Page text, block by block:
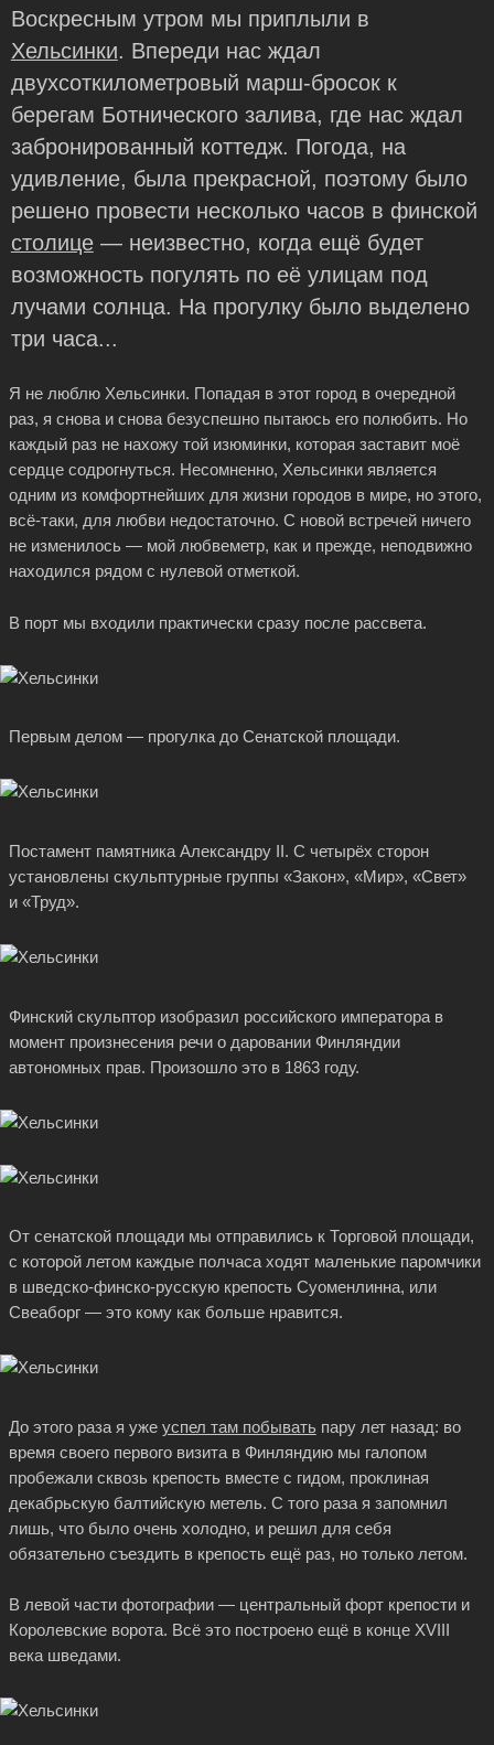
Воскресным утром мы приплыли в
Хельсинки. Впереди нас ждал
двухсоткилометровый марш-бросок к
берегам Ботнического залива, где нас ждал
забронированный коттедж. Погода, на
удивление, была прекрасной, поэтому было
решено провести несколько часов в финской
столице— неизвестно, когда ещё будет
возможность погулять по её улицам под
лучами солнца. На прогулку было выделено
три часа...
Я не люблю Хельсинки. Попадая в этот город в очередной
раз, я снова и снова безуспешно пытаюсь его полюбить. Но
каждый раз не нахожу той изюминки, которая заставит моё
сердце содрогнуться. Несомненно, Хельсинки является
одним из комфортнейших для жизни городов в мире, но этого,
всё-таки, для любви недостаточно. С новой встречей ничего
не изменилось — мой любвеметр, как и прежде, неподвижно
находился рядом с нулевой отметкой.
В порт мы входили практически сразу после рассвета.
Первым делом — прогулка до Сенатской площади.
Постамент памятника Александру II. С четырёх сторон
установлены скульптурные группы «Закон», «Мир», «Свет»
и «Труд».
Финский скульптор изобразил российского императора в
момент произнесения речи о даровании Финляндии
автономных прав. Произошло это в 1863 году.
От сенатской площади мы отправились к Торговой площади,
с которой летом каждые полчаса ходят маленькие паромчики
в шведско-финско-русскую крепость Суоменлинна, или
Свеаборг — это кому как больше нравится.
До этого раза я уже успел там побыватьпару лет назад: во
время своего первого визита в Финляндию мы галопом
пробежали сквозь крепость вместе с гидом, проклиная
декабрьскую балтийскую метель. С того раза я запомнил
лишь, что было очень холодно, и решил для себя
обязательно съездить в крепость ещё раз, но только летом.
В левой части фотографии — центральный форт крепости и
Королевские ворота. Всё это построено ещё в конце XVIII
века шведами.